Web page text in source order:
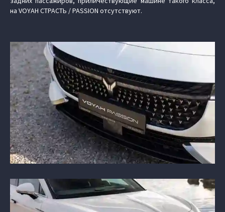
на VOYAH СТРАСТЬ / PASSION отсутствуют.